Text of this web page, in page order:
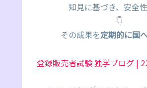
知見に基づき、安全性
👇
その成果を定期的に国
登録販売者試験 独学ブログ |